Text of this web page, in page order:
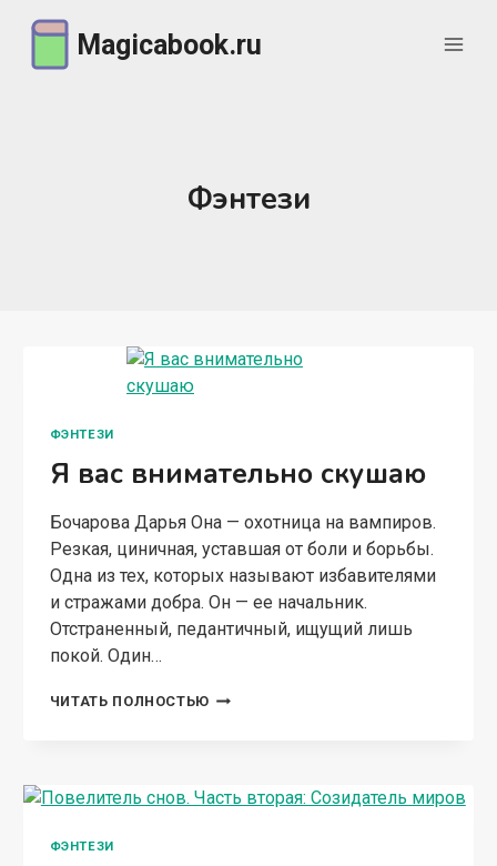
содержимому
Magicabook.ru
Фэнтези
ФЭНТЕЗИ
Я вас внимательно скушаю
Бочарова Дарья Она — охотница на вампиров.
Резкая, циничная, уставшая от боли и борьбы.
Одна из тех, которых называют избавителями
и стражами добра. Он — ее начальник.
Отстраненный, педантичный, ищущий лишь
покой. Один…
ЧИТАТЬ ПОЛНОСТЬЮ Я
ФЭНТЕЗИ